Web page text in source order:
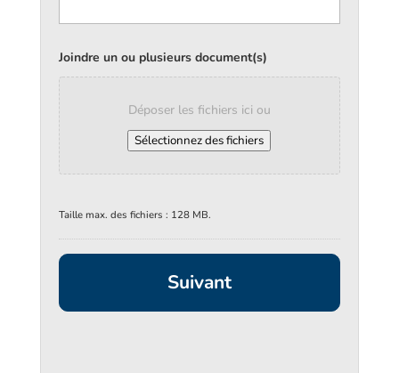
Joindre un ou plusieurs document(s)
Déposer les fichiers ici ou
Sélectionnez des fichiers
Taille max. des fichiers : 128 MB.